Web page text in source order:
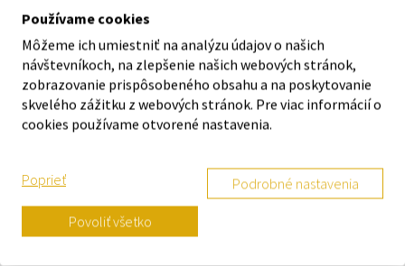
Hrúbka puzdra: 15
Limitovaná edícia: X / 300, Áno
Tvar puzdra: Okrúhla
Šírka puzdra: 42
Spodná časť puzdra: Sklené dno, skrutkované
Pohlavie: Mužské
Sklo: Antireflexné, Zafírové sklo
Osvetlenie: Iluminované indexy, Iluminované ručičky
Štýl: Potápač
Materiál remienka: Nerezová oceľ
Používame cookies
Môžeme ich umiestniť na analýzu údajov o našich
návštevníkoch, na zlepšenie našich webových stránok,
zobrazovanie prispôsobeného obsahu a na poskytovanie
skvelého zážitku z webových stránok. Pre viac informácií o
cookies používame otvorené nastavenia.
Poprieť Podrobné nastavenia
Povoliť všetko